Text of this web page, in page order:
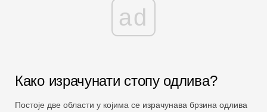
ad
Како израчунати стопу одлива?
Постоје две области у којима се израчунава брзина одлива